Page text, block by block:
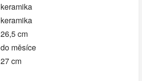
keramika
keramika
26,5 cm
do měsíce
27 cm